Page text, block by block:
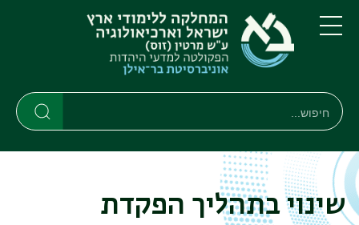
דילוג
לתוכן
העיקרי
דילוג
לתפריט
ניווט
ראשי
תפריט
חיפוש
חיפוש
שינוי בתהליך הפקדת